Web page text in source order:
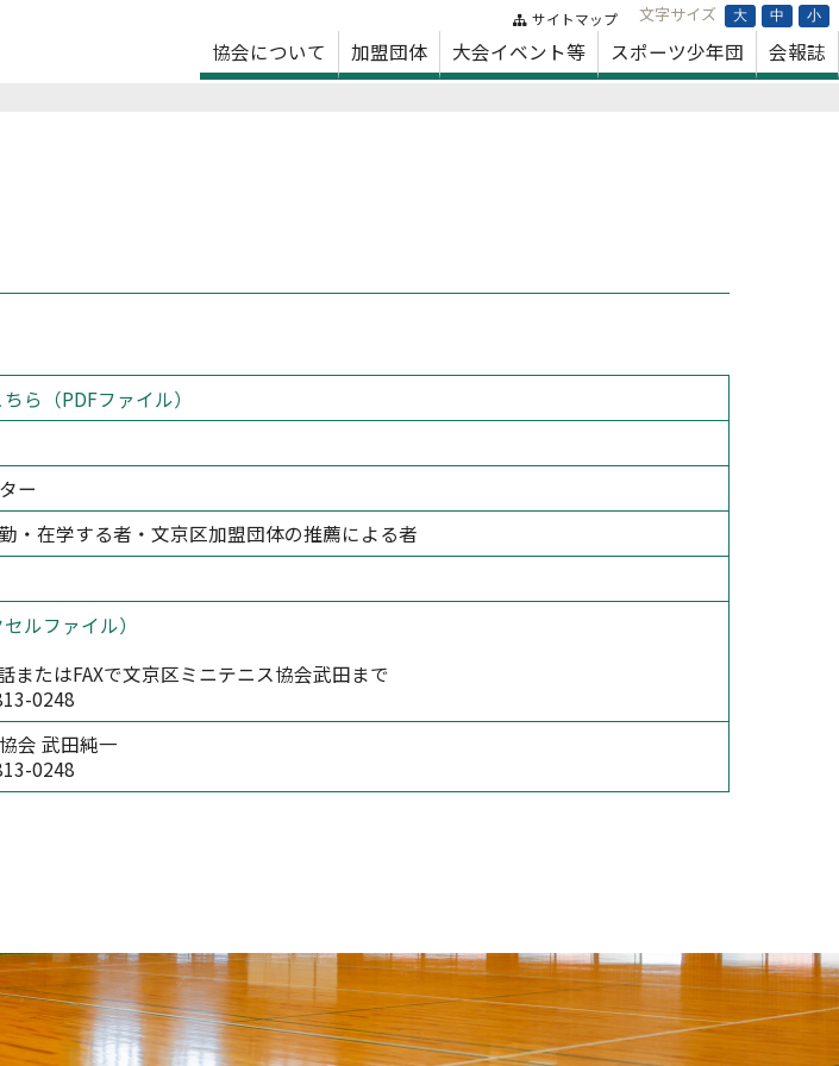
文字サイズ 大 中 小
サイトマップ
協会について 加盟団体 大会イベント等 スポーツ少年団 会報誌
ら（PDFファイル）
ー
・在学する者・文京区加盟団体の推薦による者
ルファイル）
またはFAXで文京区ミニテニス協会武田まで
0248
会 武田純一
0248